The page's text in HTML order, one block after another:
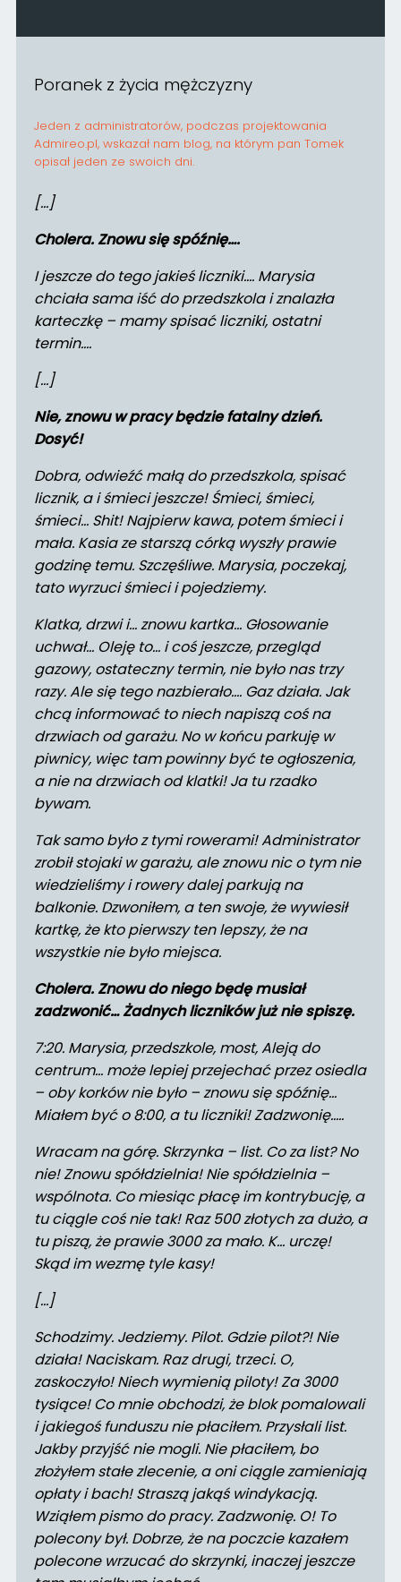
Poranek z życia mężczyzny
Jeden z administratorów, podczas projektowania
Admireo.pl, wskazał nam blog, na którym pan Tomek
opisał jeden ze swoich dni.
[…]
Cholera. Znowu się spóźnię….
I jeszcze do tego jakieś liczniki…. Marysia
chciała sama iść do przedszkola i znalazła
karteczkę – mamy spisać liczniki, ostatni
termin….
[…]
Nie, znowu w pracy będzie fatalny dzień.
Dosyć!
Dobra, odwieźć małą do przedszkola, spisać
licznik, a i śmieci jeszcze! Śmieci, śmieci,
śmieci… Shit! Najpierw kawa, potem śmieci i
mała. Kasia ze starszą córką wyszły prawie
godzinę temu. Szczęśliwe. Marysia, poczekaj,
tato wyrzuci śmieci i pojedziemy.
Klatka, drzwi i… znowu kartka… Głosowanie
uchwał… Oleję to… i coś jeszcze, przegląd
gazowy, ostateczny termin, nie było nas trzy
razy. Ale się tego nazbierało…. Gaz działa. Jak
chcą informować to niech napiszą coś na
drzwiach od garażu. No w końcu parkuję w
piwnicy, więc tam powinny być te ogłoszenia,
a nie na drzwiach od klatki! Ja tu rzadko
bywam.
Tak samo było z tymi rowerami! Administrator
zrobił stojaki w garażu, ale znowu nic o tym nie
wiedzieliśmy i rowery dalej parkują na
balkonie. Dzwoniłem, a ten swoje, że wywiesił
kartkę, że kto pierwszy ten lepszy, że na
wszystkie nie było miejsca.
Cholera. Znowu do niego będę musiał
zadzwonić… Żadnych liczników już nie spiszę.
7:20. Marysia, przedszkole, most, Aleją do
centrum… może lepiej przejechać przez osiedla
– oby korków nie było – znowu się spóźnię...
Miałem być o 8:00, a tu liczniki! Zadzwonię…..
Wracam na górę. Skrzynka – list. Co za list? No
nie! Znowu spółdzielnia! Nie spółdzielnia –
wspólnota. Co miesiąc płacę im kontrybucję, a
tu ciągle coś nie tak! Raz 500 złotych za dużo, a
tu piszą, że prawie 3000 za mało. K… urczę!
Skąd im wezmę tyle kasy!
[…]
Schodzimy. Jedziemy. Pilot. Gdzie pilot?! Nie
działa! Naciskam. Raz drugi, trzeci. O,
zaskoczyło! Niech wymienią piloty! Za 3000
tysiące! Co mnie obchodzi, że blok pomalowali
i jakiegoś funduszu nie płaciłem. Przysłali list.
Jakby przyjść nie mogli. Nie płaciłem, bo
złożyłem stałe zlecenie, a oni ciągle zamieniają
opłaty i bach! Straszą jakąś windykacją.
Wziąłem pismo do pracy. Zadzwonię. O! To
polecony był. Dobrze, że na poczcie kazałem
polecone wrzucać do skrzynki, inaczej jeszcze